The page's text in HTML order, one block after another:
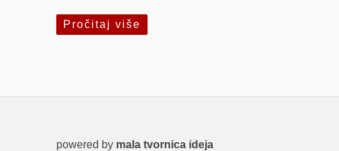
Pročitaj više
powered by mala tvornica ideja